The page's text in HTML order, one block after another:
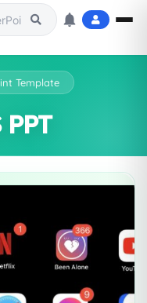
Template